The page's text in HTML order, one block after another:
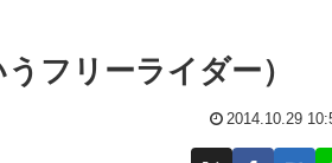
フリーライダー）
2014.10.29